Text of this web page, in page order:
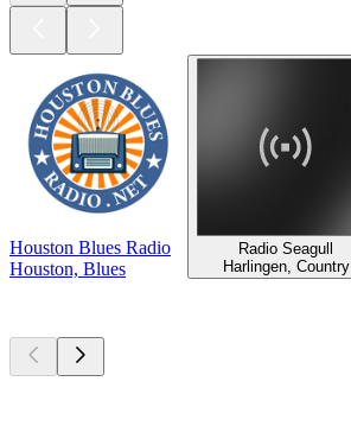
Houston Blues Radio
Houston, Blues
Radio Seagull
Harlingen, Country